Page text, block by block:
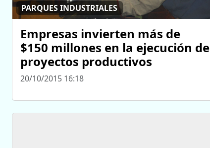
PARQUES INDUSTRIALES
Empresas invierten más de
$150 millones en la ejecución de
proyectos productivos
20/10/2015 16:18